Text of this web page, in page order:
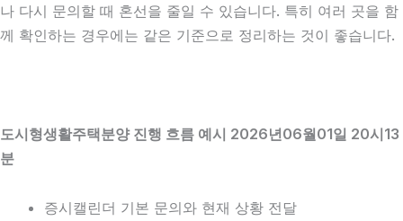
나 다시 문의할 때 혼선을 줄일 수 있습니다. 특히 여러 곳을 함
께 확인하는 경우에는 같은 기준으로 정리하는 것이 좋습니다.
도시형생활주택분양 진행 흐름 예시 2026년06월01일 20시13
분
증시캘린더 기본 문의와 현재 상황 전달